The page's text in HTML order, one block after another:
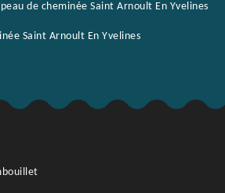
de cheminée Saint Arnoult En Yvelines
Saint Arnoult En Yvelines